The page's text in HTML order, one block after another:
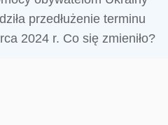
przedłużenie terminu
2024 r. Co się zmieniło?